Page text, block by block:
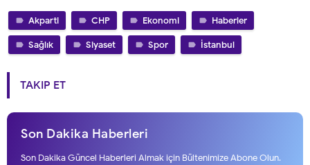
Akparti CHP Ekonomi Haberler
Sağlık Siyaset Spor İstanbul
TAKIP ET
Son Dakika Haberleri
Son Dakika Güncel Haberleri Almak için Bültenimize Abone Olun.